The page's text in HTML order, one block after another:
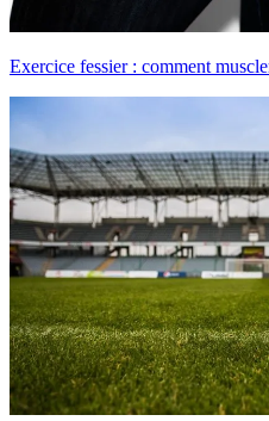
Exercice fessier : comment